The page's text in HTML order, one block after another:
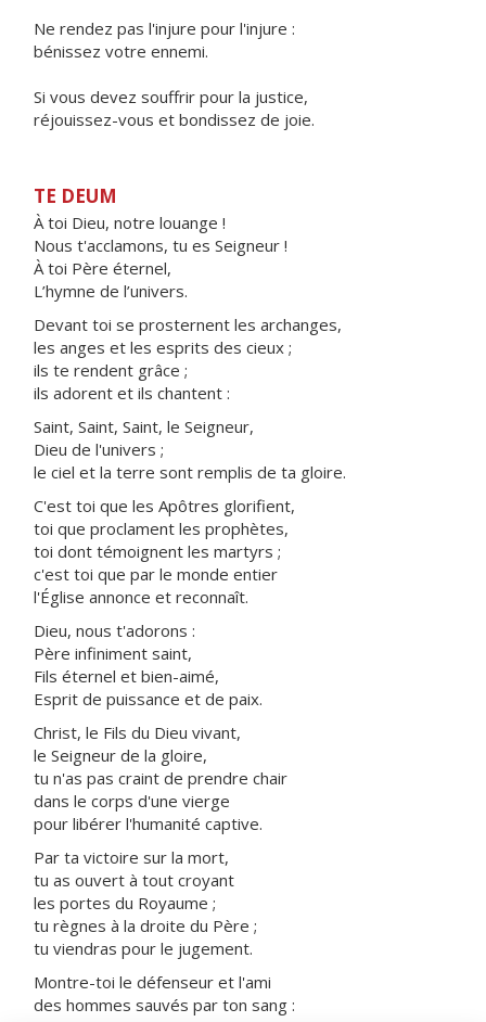
Ne rendez pas l'injure pour l'injure :
bénissez votre ennemi.
Si vous devez souffrir pour la justice,
réjouissez-vous et bondissez de joie.
TE DEUM
À toi Dieu, notre louange !
Nous t'acclamons, tu es Seigneur !
À toi Père éternel,
L’hymne de l’univers.
Devant toi se prosternent les archanges,
les anges et les esprits des cieux ;
ils te rendent grâce ;
ils adorent et ils chantent :
Saint, Saint, Saint, le Seigneur,
Dieu de l'univers ;
le ciel et la terre sont remplis de ta gloire.
C'est toi que les Apôtres glorifient,
toi que proclament les prophètes,
toi dont témoignent les martyrs ;
c'est toi que par le monde entier
l'Église annonce et reconnaît.
Dieu, nous t'adorons :
Père infiniment saint,
Fils éternel et bien-aimé,
Esprit de puissance et de paix.
Christ, le Fils du Dieu vivant,
le Seigneur de la gloire,
tu n'as pas craint de prendre chair
dans le corps d'une vierge
pour libérer l'humanité captive.
Par ta victoire sur la mort,
tu as ouvert à tout croyant
les portes du Royaume ;
tu règnes à la droite du Père ;
tu viendras pour le jugement.
Montre-toi le défenseur et l'ami
des hommes sauvés par ton sang :